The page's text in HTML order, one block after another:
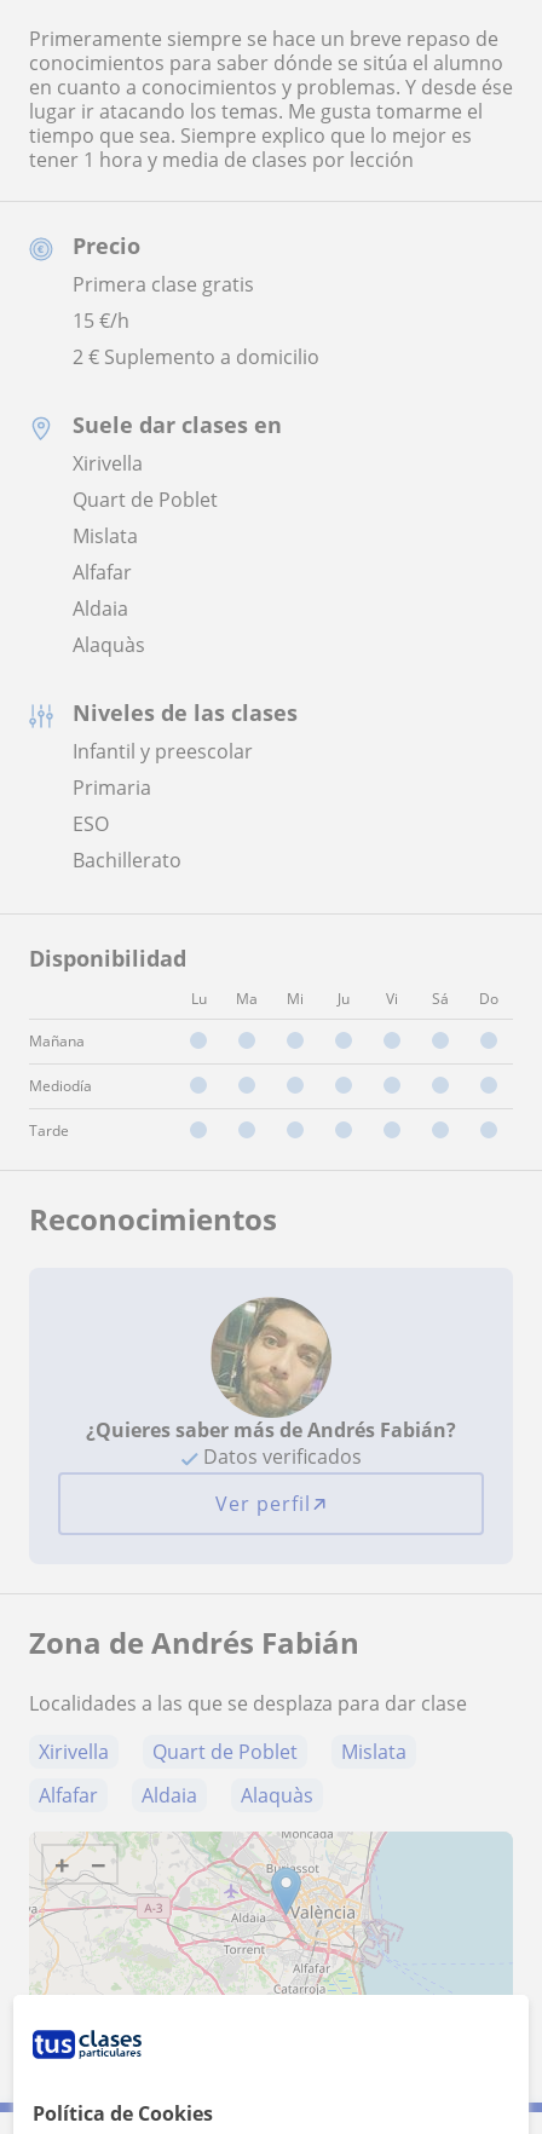
Precio
Primera clase gratis
15€/h
2 € Suplemento a domicilio
Suele dar clases en
Xirivella
Quart de Poblet
Mislata
Alfafar
Aldaia
Alaquàs
Niveles de las clases
Infantil y preescolar
Primaria
ESO
Bachillerato
Disponibilidad
Lu Ma Mi Ju Vi Sá Do
Mañana
Mediodía
Tarde
Primeramente siempre se hace un breve repaso de
conocimientos para saber dónde se sitúa el alumno
en cuanto a conocimientos y problemas. Y desde ése
lugar ir atacando los temas. Me gusta tomarme el
tiempo que sea. Siempre explico que lo mejor es
tener 1 hora y media de clases por lección
Reconocimientos
¿Quieres saber más de Andrés Fabián?
Datos verificados
Ver perfil
Zona de Andrés Fabián
Localidades a las que se desplaza para dar clase
Xirivella
Quart de Poblet
Mislata
Alfafar
Aldaia Alaquàs
+ −
10 km
5 mi
Política de Cookies